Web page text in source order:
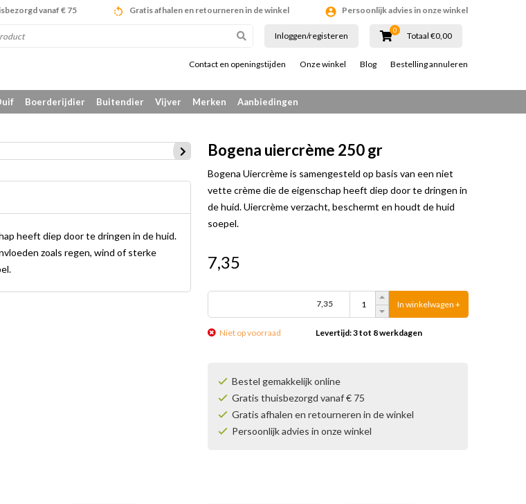
vanaf € 75 Gratis afhalen en retourneren in de winkel Persoonlijk advies in onze winkel
Inloggen/registeren
0
Totaal €0,00
Contact en openingstijden Onze winkel Blog Bestelling annuleren
Boerderijdier Buitendier Vijver Merken Aanbiedingen
heeft diep door te dringen in de huid.
zoals regen, wind of sterke
Bogena uiercrème 250 gr
Bogena Uiercrème is samengesteld op basis van een niet
vette crème die de eigenschap heeft diep door te dringen in
de huid. Uiercrème verzacht, beschermt en houdt de huid
soepel.
7,35
7,35 In winkelwagen +
Niet op voorraad Levertijd: 3 tot 8 werkdagen
Bestel gemakkelijk online
Gratis thuisbezorgd vanaf € 75
Gratis afhalen en retourneren in de winkel
Persoonlijk advies in onze winkel